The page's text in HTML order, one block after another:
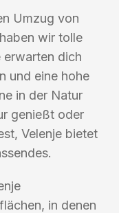
Umzug von
wir tolle
erwarten dich
und eine hohe
in der Natur
genießt oder
Velenje bietet
in denen